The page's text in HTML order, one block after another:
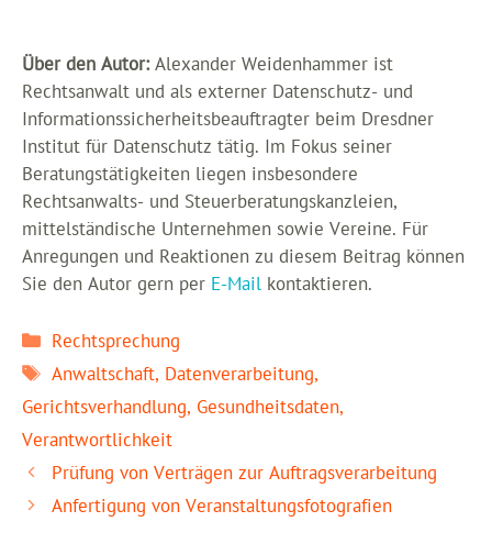
Über den Autor:Alexander Weidenhammer ist
Rechtsanwalt und als externer Datenschutz- und
Informationssicherheitsbeauftragter beim Dresdner
Institut für Datenschutz tätig. Im Fokus seiner
Beratungstätigkeiten liegen insbesondere
Rechtsanwalts- und Steuerberatungskanzleien,
mittelständische Unternehmen sowie Vereine. Für
Anregungen und Reaktionen zu diesem Beitrag können
Sie den Autor gern per E-Mail kontaktieren.
Kategorien
Rechtsprechung
Schlagwörter
Anwaltschaft, Datenverarbeitung,
Gerichtsverhandlung, Gesundheitsdaten,
Verantwortlichkeit
Prüfung von Verträgen zur Auftragsverarbeitung
Anfertigung von Veranstaltungsfotografien